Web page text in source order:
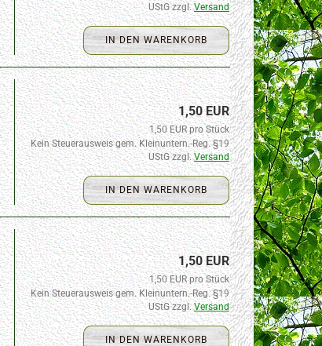
UStG zzgl.Versand
IN DEN WARENKORB
1,50 EUR
1,50 EUR pro Stück
Kein Steuerausweis gem. Kleinuntern.-Reg. §19
UStG zzgl.Versand
IN DEN WARENKORB
1,50 EUR
1,50 EUR pro Stück
Kein Steuerausweis gem. Kleinuntern.-Reg. §19
UStG zzgl.Versand
IN DEN WARENKORB